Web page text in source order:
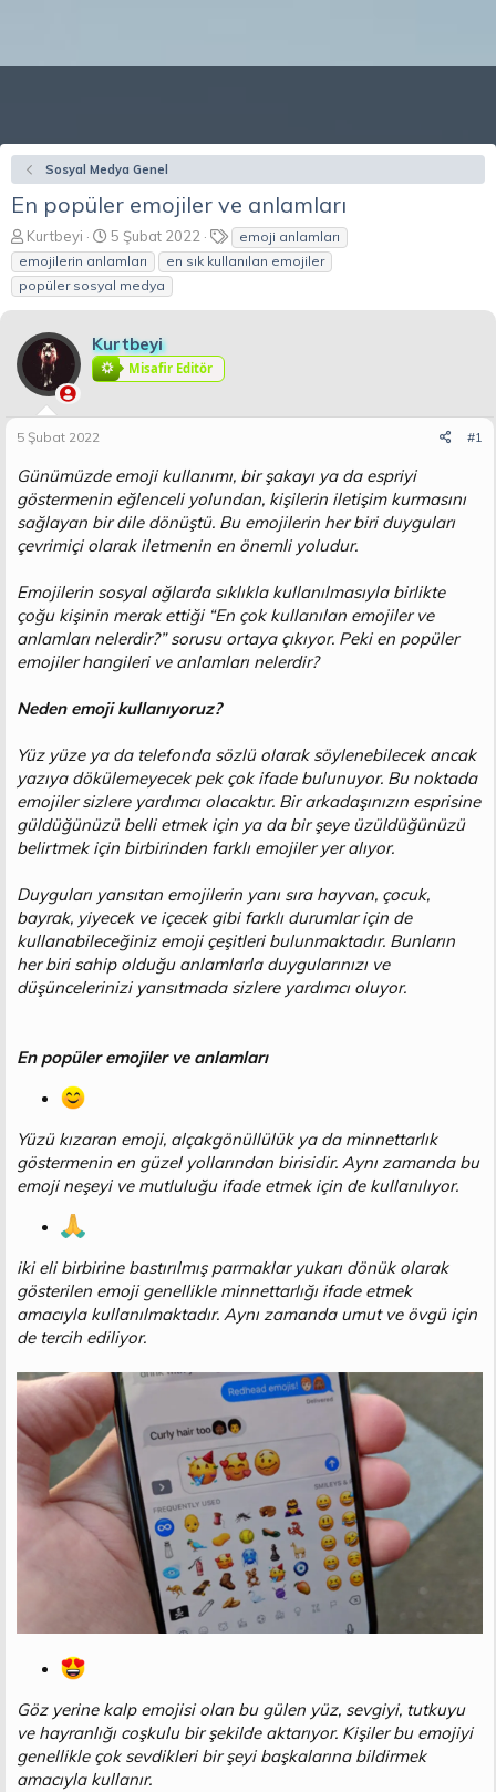
Sosyal Medya Genel
En popüler emojiler ve anlamları
K
o
n
b
u
y
u
b
a
ş
l
t
a
Kurtbeyi
B
a
ş
l
a
g
ı
t
i
h
5 Şubat 2022
E
t
i
e
emoji anlamları
emojilerin anlamları
en sık kullanılan emojiler
popüler sosyal medya
Kurtbeyi
Misafir Editör
5 Şubat 2022 #1
Günümüzde emoji kullanımı, bir şakayı ya da espriyi
göstermenin eğlenceli yolundan, kişilerin iletişim kurmasını
sağlayan bir dile dönüştü. Bu emojilerin her biri duyguları
çevrimiçi olarak iletmenin en önemli yoludur.
Emojilerin sosyal ağlarda sıklıkla kullanılmasıyla birlikte
çoğu kişinin merak ettiği “En çok kullanılan emojiler ve
anlamları nelerdir?” sorusu ortaya çıkıyor. Peki en popüler
emojiler hangileri ve anlamları nelerdir?
Neden emoji kullanıyoruz?
Yüz yüze ya da telefonda sözlü olarak söylenebilecek ancak
yazıya dökülemeyecek pek çok ifade bulunuyor. Bu noktada
emojiler sizlere yardımcı olacaktır. Bir arkadaşınızın esprisine
güldüğünüzü belli etmek için ya da bir şeye üzüldüğünüzü
belirtmek için birbirinden farklı emojiler yer alıyor.
Duyguları yansıtan emojilerin yanı sıra hayvan, çocuk,
bayrak, yiyecek ve içecek gibi farklı durumlar için de
kullanabileceğiniz emoji çeşitleri bulunmaktadır. Bunların
her biri sahip olduğu anlamlarla duygularınızı ve
düşüncelerinizi yansıtmada sizlere yardımcı oluyor.
En popüler emojiler ve anlamları
Yüzü kızaran emoji, alçakgönüllülük ya da minnettarlık
göstermenin en güzel yollarından birisidir. Aynı zamanda bu
emoji neşeyi ve mutluluğu ifade etmek için de kullanılıyor.
iki eli birbirine bastırılmış parmaklar yukarı dönük olarak
gösterilen emoji genellikle minnettarlığı ifade etmek
amacıyla kullanılmaktadır. Aynı zamanda umut ve övgü için
de tercih ediliyor.
Göz yerine kalp emojisi olan bu gülen yüz, sevgiyi, tutkuyu
ve hayranlığı coşkulu bir şekilde aktarıyor. Kişiler bu emojiyi
genellikle çok sevdikleri bir şeyi başkalarına bildirmek
amacıyla kullanır.